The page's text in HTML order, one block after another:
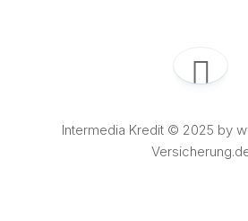
Intermedia Kredit © 2025 by